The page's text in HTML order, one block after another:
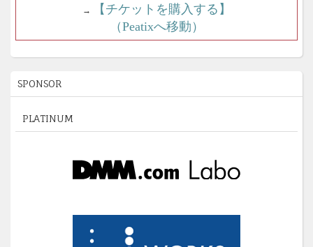
→
【チケットを購入する】
（Peatixへ移動）
SPONSOR
PLATINUM